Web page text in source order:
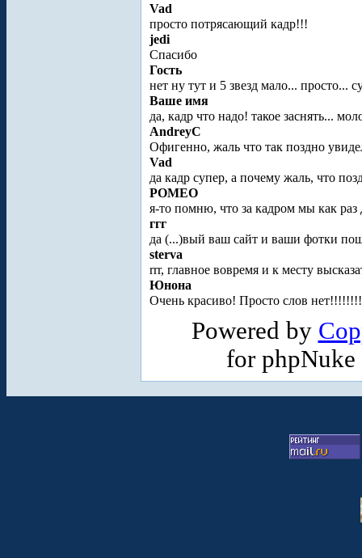
Vad
просто потрясающий кадр!!!
jedi
Спасибо
Гость
нет ну тут и 5 звезд мало... просто...
Ваше имя
да, кадр что надо! такое заснять...
AndreyC
Офигенно, жаль что так поздно
Vad
да кадр супер, а почему жаль, что
POMEO
я-то помню, что за кадром мы как раз
ггг
да (...)вый ваш сайт и ваши фотки
sterva
rrr, главное вовремя и к месту
Юнона
Очень красиво! Просто слов
Powered by
for